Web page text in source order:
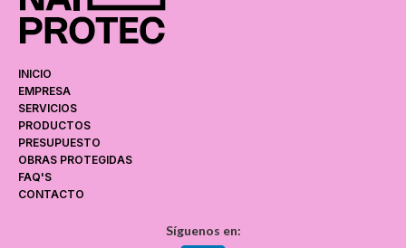
INICIO
EMPRESA
SERVICIOS
PRODUCTOS
PRESUPUESTO
OBRAS PROTEGIDAS
FAQ'S
CONTACTO
Síguenos en: